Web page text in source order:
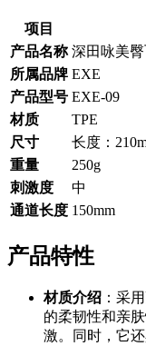
项目
产品名称 深田咏美
所属品牌 EXE
产品型号 EXE-09
材质
TPE
尺寸
长度：
重量
250g
刺激度
中
通道长度 150mm
产品特性
材质介绍 ：采
的柔韧性和亲
激。同时，它